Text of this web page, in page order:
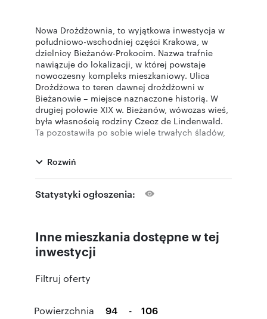
Nowa Drożdżownia, to wyjątkowa inwestycja w
południowo-wschodniej części Krakowa, w
dzielnicy Bieżanów-Prokocim. Nazwa trafnie
nawiązuje do lokalizacji, w której powstaje
nowoczesny kompleks mieszkaniowy. Ulica
Drożdżowa to teren dawnej drożdżowni w
Bieżanowie – miejsce naznaczone historią. W
drugiej połowie XIX w. Bieżanów, wówczas wieś,
była własnością rodziny Czecz de Lindenwald.
Ta pozostawiła po sobie wiele trwałych śladów,
w Bieżanowie. Działalność nie przetrwała do
czasów współczesnych, ale obiekt pozostał...
Idea inwestycji od początku była jasno
blask starym budynkom fabrycznym. To istotny
punkt w całym przedsięwzięciu. Docelowo
obszar działki zostanie przekształcony w
kameralną, ale maksymalnie funkcjonalną, o
I Etapinwestycji obejmował budowę 28 domów
Rozwiń
Statystyki ogłoszenia:
Inne mieszkania dostępne w tej
inwestycji
Filtruj oferty
Powierzchnia -